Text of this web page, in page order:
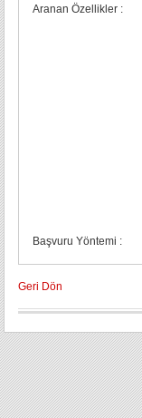
Aranan Özellikler :
Başvuru Yöntemi :
Geri Dön